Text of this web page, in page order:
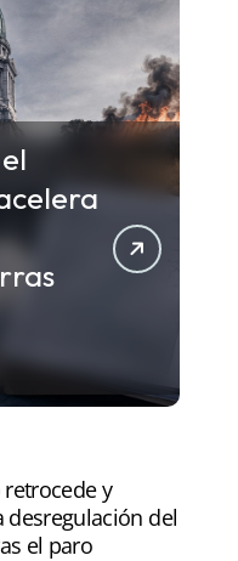
y
desregulación del
el paro